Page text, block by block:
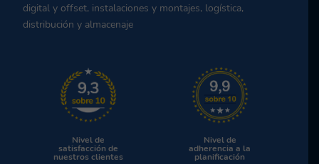
digital y offset, instalaciones y montajes, logística,
distribución y almacenaje
Nivel de
satisfacción de
nuestros clientes
Nivel de
adherencia a la
planificación